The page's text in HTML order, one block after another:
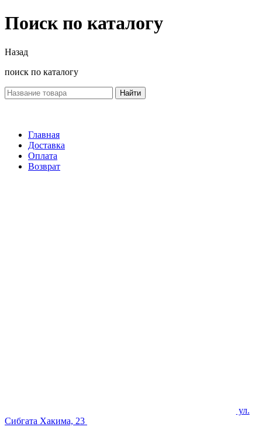
Поиск по каталогу
Назад
поиск по каталогу
Найти
Главная
Доставка
Оплата
Возврат
ул.
Сибгата Хакима, 23